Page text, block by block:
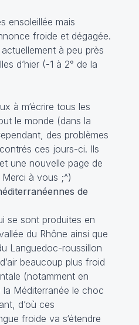
ensoleillée mais
froide et dégagée.
à peu près
d’hier (-1 à 2° de la
à m‘écrire tous les
le monde (dans la
des problèmes
ces jours-ci. Ils
une nouvelle page de
à vous ;^)
de
se sont produites en
du Rhône ainsi que
Languedoc-roussillon
beaucoup plus froid
(notamment en
Méditerranée le choc
d’où ces
froide va s‘étendre